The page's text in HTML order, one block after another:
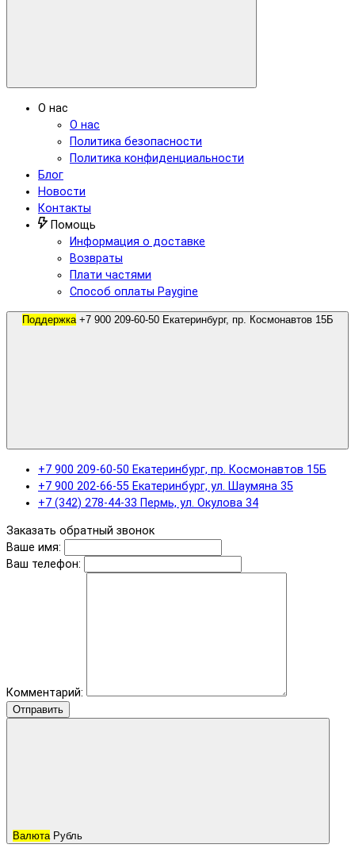
О нас
О нас
Политика безопасности
Политика конфиденциальности
Блог
Новости
Контакты
Помощь
Информация о доставке
Возвраты
Плати частями
Способ оплаты Paygine
Поддержка
+7 900 209-60-50 Екатеринбург, пр. Космонавтов 15Б
+7 900 202-66-55 Екатеринбург, ул. Шаумяна 35
+7 (342) 278-44-33 Пермь, ул. Окулова 34
Заказать обратный звонок
Ваше имя:
Ваш телефон:
Комментарий:
Отправить
Валюта Рубль